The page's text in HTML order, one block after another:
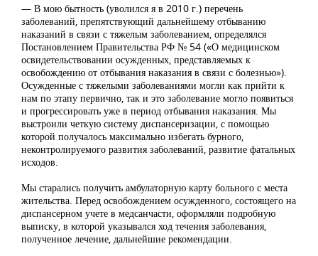
— В мою бытность (уволился я в 2010 г.) перечень
заболеваний, препятствующий дальнейшему отбыванию
наказаний в связи с тяжелым заболеванием, определялся
Постановлением Правительства РФ № 54 («О медицинском
освидетельствовании осужденных, представляемых к
освобождению от отбывания наказания в связи с болезнью»).
Осужденные с тяжелыми заболеваниями могли как прийти к
нам по этапу первично, так и это заболевание могло появиться
и прогрессировать уже в период отбывания наказания. Мы
выстроили четкую систему диспансеризации, с помощью
которой получалось максимально избегать бурного,
неконтролируемого развития заболеваний, развитие фатальных
исходов.
Мы старались получить амбулаторную карту больного с места
жительства. Перед освобождением осужденного, состоящего на
диспансерном учете в медсанчасти, оформляли подробную
выписку, в которой указывался ход течения заболевания,
полученное лечение, дальнейшие рекомендации.